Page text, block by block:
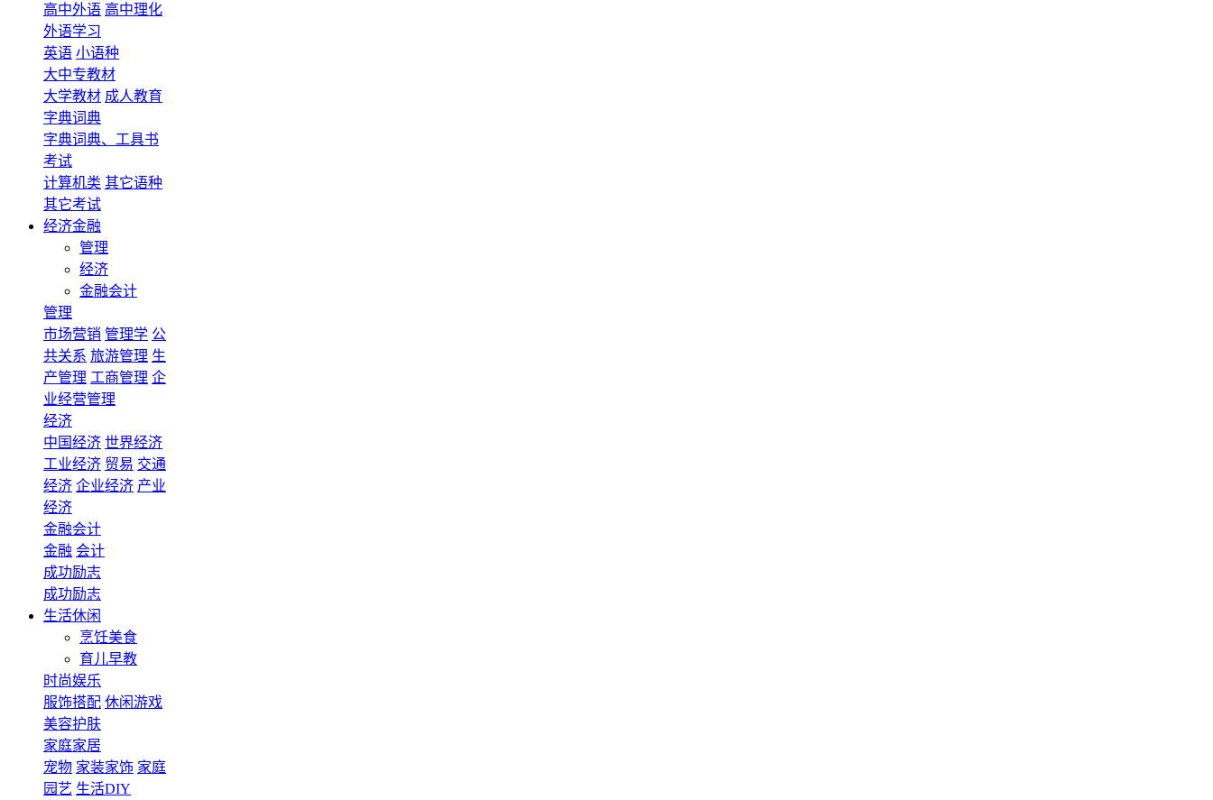
高中外语 高中理化
外语学习
英语 小语种
大中专教材
大学教材 成人教育
字典词典
字典词典、工具书
考试
计算机类 其它语种
其它考试
经济金融
管理
经济
金融会计
管理
市场营销 管理学 公
共关系 旅游管理 生
产管理 工商管理 企
业经营管理
经济
中国经济 世界经济
工业经济 贸易 交通
经济 企业经济 产业
经济
金融会计
金融 会计
成功励志
成功励志
生活休闲
烹饪美食
育儿早教
时尚娱乐
服饰搭配 休闲游戏
美容护肤
家庭家居
宠物 家装家饰 家庭
园艺 生活DIY